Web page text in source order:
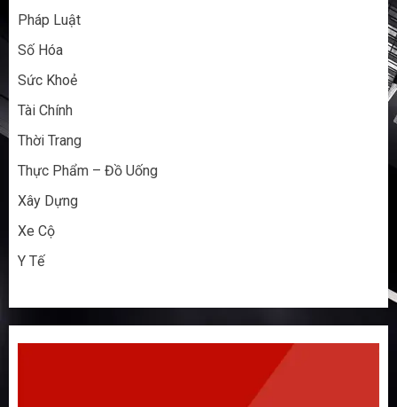
Pháp Luật
Số Hóa
Sức Khoẻ
Tài Chính
Thời Trang
Thực Phẩm – Đồ Uống
Xây Dựng
Xe Cộ
Y Tế